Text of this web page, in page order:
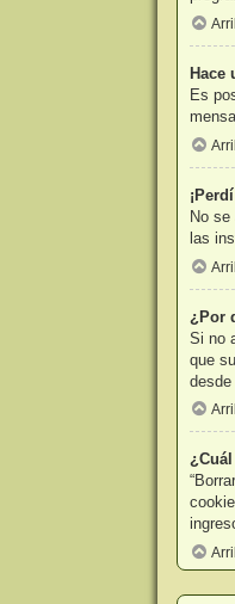
Hace
Es
No
las
¿Por
Si no
que